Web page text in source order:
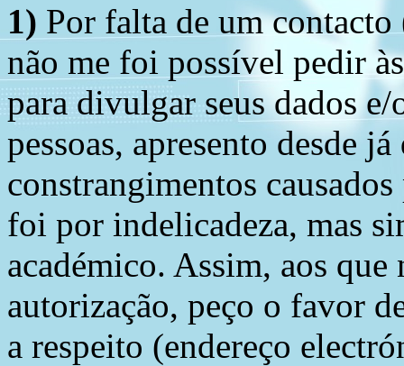
1) Por falta de um
não me foi possível pedir
para divulgar seus dados
pessoas, apresento desde
constrangimentos
foi por indelicadeza, mas
académico. Assim, aos
autorização, peço o favor
a respeito (endereço